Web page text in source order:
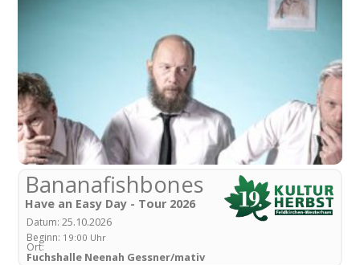
Bananafishbones
Have an Easy Day - Tour 2026
Datum: 25.10.2026
Beginn: 19:00 Uhr
Ort:
Fuchshalle Neenah Gessner/mativ